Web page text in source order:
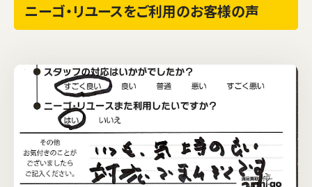
ニーゴ・リユースをご利用のお客様の声